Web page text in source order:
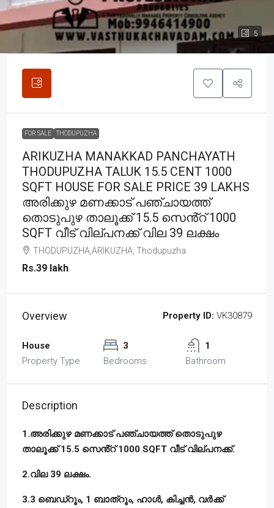
5
FOR SALE THODUPUZHA
ARIKUZHA MANAKKAD PANCHAYATH
THODUPUZHA TALUK 15.5 CENT 1000
SQFT HOUSE FOR SALE PRICE 39 LAKHS
അരിക്കുഴ മണക്കാട് പഞ്ചായത്ത്
തൊടുപുഴ താലൂക്ക് 15.5 സെൻ്റ് 1000
SQFT വീട് വില്പനക്ക് വില 39 ലക്ഷം
THODUPUZHA,ARIKUZHA, Thodupuzha
Rs.39 lakh
Overview Property ID: VK30879
House
Property Type
3
Bedrooms
1
Bathroom
Description
1.അരിക്കുഴ മണക്കാട് പഞ്ചായത്ത് തൊടുപുഴ
താലൂക്ക് 15.5 സെൻ്റ് 1000 SQFT വീട് വില്പനക്ക്.
2.വില 39 ലക്ഷം.
3.3 ബെഡ്റൂം, 1 ബാത്റൂം, ഹാൾ, കിച്ചൻ, വർക്ക്